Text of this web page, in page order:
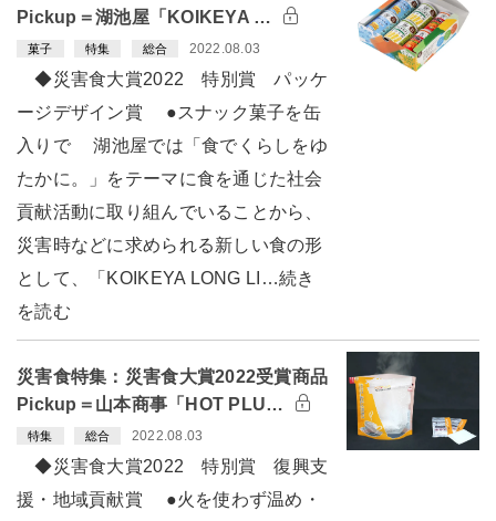
Pickup＝湖池屋「KOIKEYA …
菓子 特集 総合 2022.08.03
◆災害食大賞2022 特別賞 パッケ
ージデザイン賞 ●スナック菓子を缶
入りで 湖池屋では「食でくらしをゆ
たかに。」をテーマに食を通じた社会
貢献活動に取り組んでいることから、
災害時などに求められる新しい食の形
として、「KOIKEYA LONG LI…続き
を読む
災害食特集：災害食大賞2022受賞商品
Pickup＝山本商事「HOT PLU…
特集 総合 2022.08.03
◆災害食大賞2022 特別賞 復興支
援・地域貢献賞 ●火を使わず温め・